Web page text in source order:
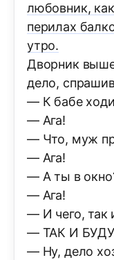
любовник,
перилах
утро.
Дворник
дело,
— К бабе
— Ага!
— Что, муж
— Ага!
— А ты в
— Ага!
— И чего, так
— ТАК И
— Ну, дело